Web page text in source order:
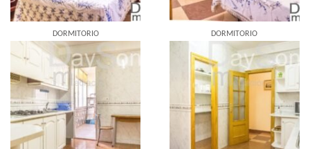
DORMITORIO DORMITORIO